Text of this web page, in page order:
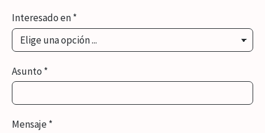
Interesado en*
Asunto *
Mensaje*